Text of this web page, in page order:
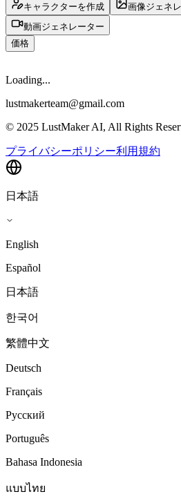
キャラクターを作成
画像ジェネ
動画ジェネレーター
価格
Loading...
lustmakerteam@gmail.com
© 2025 LustMaker AI, All Rights
プライバシーポリシー利用規約
日本語
English
Español
日本語
한국어
繁體中文
Deutsch
Français
Русский
Português
Bahasa Indonesia
แบบไทย